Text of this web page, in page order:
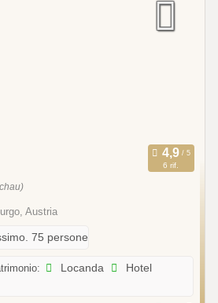
6 rif.
Austria
75 persone
Locanda
Hotel